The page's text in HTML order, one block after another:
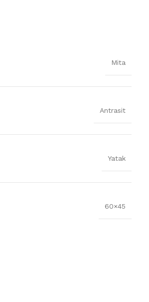
Mita
Antrasit
Yatak
60×45